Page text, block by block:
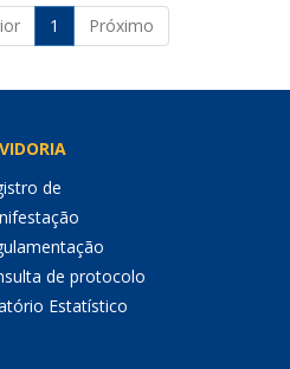
1 Próximo
de
de protocolo
Estatístico